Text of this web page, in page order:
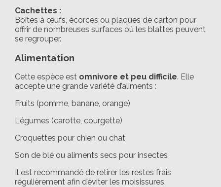
Cachettes :
Boîtes à œufs, écorces ou plaques de carton pour
offrir de nombreuses surfaces où les blattes peuvent
se regrouper.
Alimentation
Cette espèce est omnivore et peu difficile. Elle
accepte une grande variété d’aliments :
Fruits (pomme, banane, orange)
Légumes (carotte, courgette)
Croquettes pour chien ou chat
Son de blé ou aliments secs pour insectes
Il est recommandé de retirer les restes frais
régulièrement afin d’éviter les moisissures.